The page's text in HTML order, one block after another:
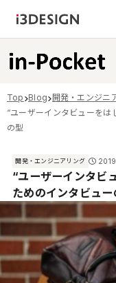
Top Blog
開発・エンジニ
“ユーザーインタビューを
の型
開発・エンジニアリング
“ユーザーインタビ
ためのインタビュー